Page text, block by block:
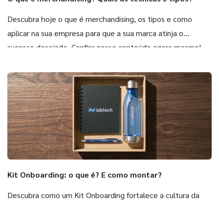
Descubra hoje o que é merchandising, os tipos e como
aplicar na sua empresa para que a sua marca atinja o
sucesso desejado. Confira nosso conteúdo agora mesmo!
Kit Onboarding: o que é? E como montar?
Descubra como um Kit Onboarding fortalece a cultura da